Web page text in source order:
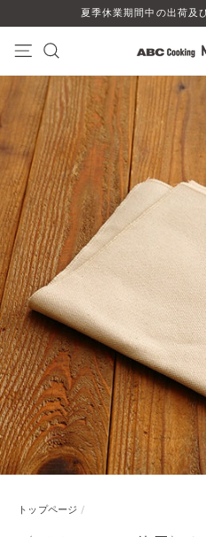
ン
ツ
ス
キ
ッ
る
夏季休業期間中の出荷及
トップページ /